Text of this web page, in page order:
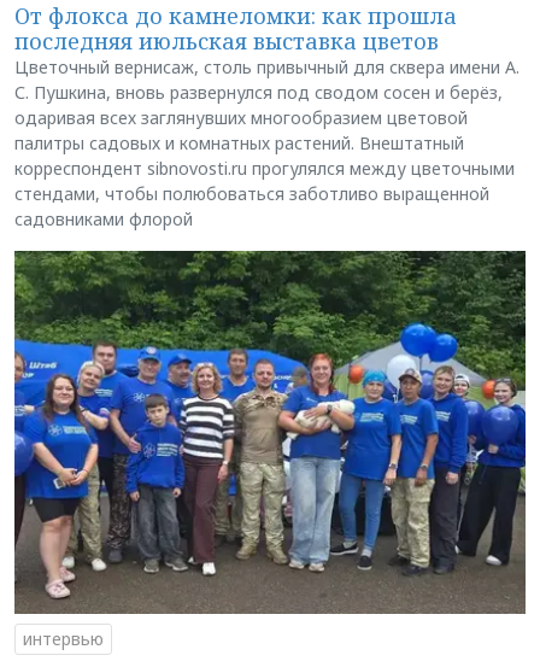
От флокса до камнеломки: как прошла
последняя июльская выставка цветов
Цветочный вернисаж, столь привычный для сквера имени А.
С. Пушкина, вновь развернулся под сводом сосен и берёз,
одаривая всех заглянувших многообразием цветовой
палитры садовых и комнатных растений. Внештатный
корреспондент sibnovosti.ru прогулялся между цветочными
стендами, чтобы полюбоваться заботливо выращенной
садовниками флорой
интервью